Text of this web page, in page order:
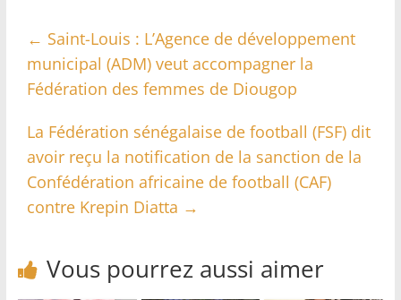
← Saint-Louis : L’Agence de développement
municipal (ADM) veut accompagner la
Fédération des femmes de Diougop
La Fédération sénégalaise de football (FSF) dit
avoir reçu la notification de la sanction de la
Confédération africaine de football (CAF)
contre Krepin Diatta →
Vous pourrez aussi aimer